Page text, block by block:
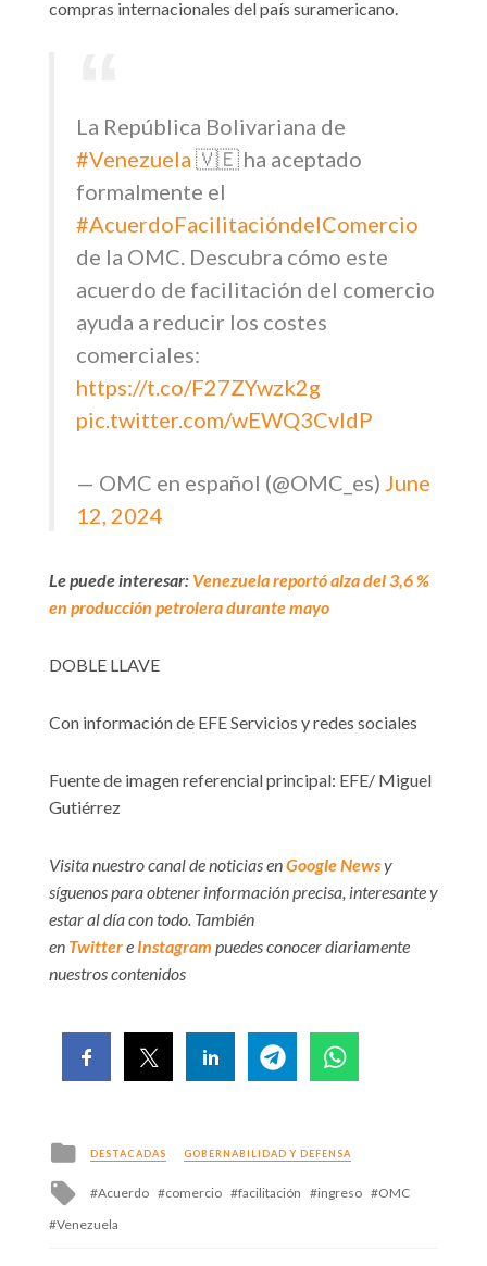
compras internacionales del país suramericano.
La República Bolivariana de
#Venezuela 🇻🇪 ha aceptado
formalmente el
#AcuerdoFacilitacióndelComercio
de la OMC. Descubra cómo este
acuerdo de facilitación del comercio
ayuda a reducir los costes
comerciales:
https://t.co/F27ZYwzk2g
pic.twitter.com/wEWQ3CvldP
— OMC en español (@OMC_es) June
12, 2024
Le puede interesar: Venezuela reportó alza del 3,6 %
en producción petrolera durante mayo
DOBLE LLAVE
Con información de EFE Servicios y redes sociales
Fuente de imagen referencial principal: EFE/ Miguel
Gutiérrez
Visita nuestro canal de noticias enGoogle Newsy
síguenos para obtener información precisa, interesante y
estar al día con todo. También
en Twittere Instagram puedes conocer diariamente
nuestros contenidos
Posted
in
DESTACADAS GOBERNABILIDAD Y DEFENSA
Tagged
Acuerdo comercio facilitación ingreso
OMC
Venezuela